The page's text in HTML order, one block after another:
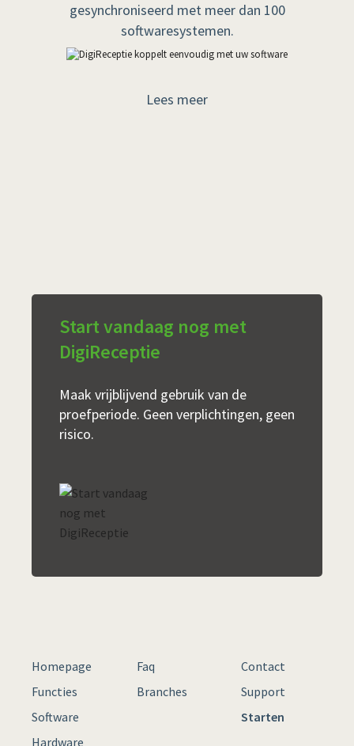
gesynchroniseerd met meer dan 100
softwaresystemen.
Lees meer
Start vandaag nog met
DigiReceptie
Maak vrijblijvend gebruik van de
proefperiode. Geen verplichtingen, geen
risico.
Homepage
Functies
Software
Hardware
Faq
Branches
Contact
Support
Starten